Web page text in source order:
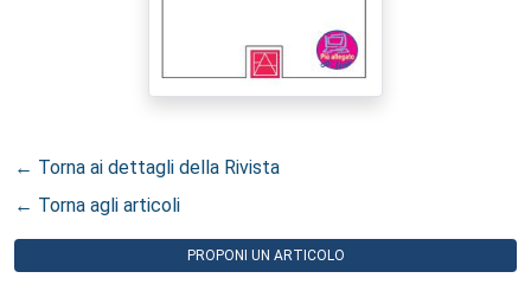
← Torna ai dettagli della Rivista
← Torna agli articoli
PROPONI UN ARTICOLO